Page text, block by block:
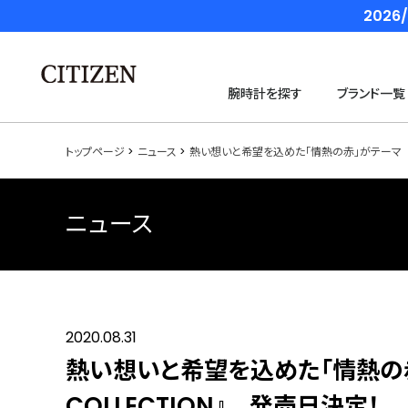
2026/
腕時計を探す ブランド一覧
トップページ ニュース 熱い想いと希望を込めた「情熱の赤」がテー
ニュース
2020.08.31
熱い想いと希望を込めた「情熱